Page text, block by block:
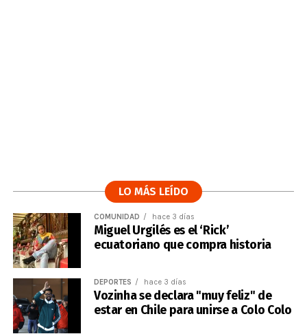
LO MÁS LEÍDO
COMUNIDAD hace 3 días
Miguel Urgilés es el ‘Rick’
ecuatoriano que compra historia
DEPORTES hace 3 días
Vozinha se declara "muy feliz" de
estar en Chile para unirse a Colo Colo